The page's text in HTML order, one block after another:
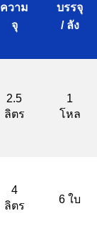
ความ
จุ
บรรจุ
/ ลัง
2.5
ลิตร
1
โหล
4
ลิตร
6 ใบ